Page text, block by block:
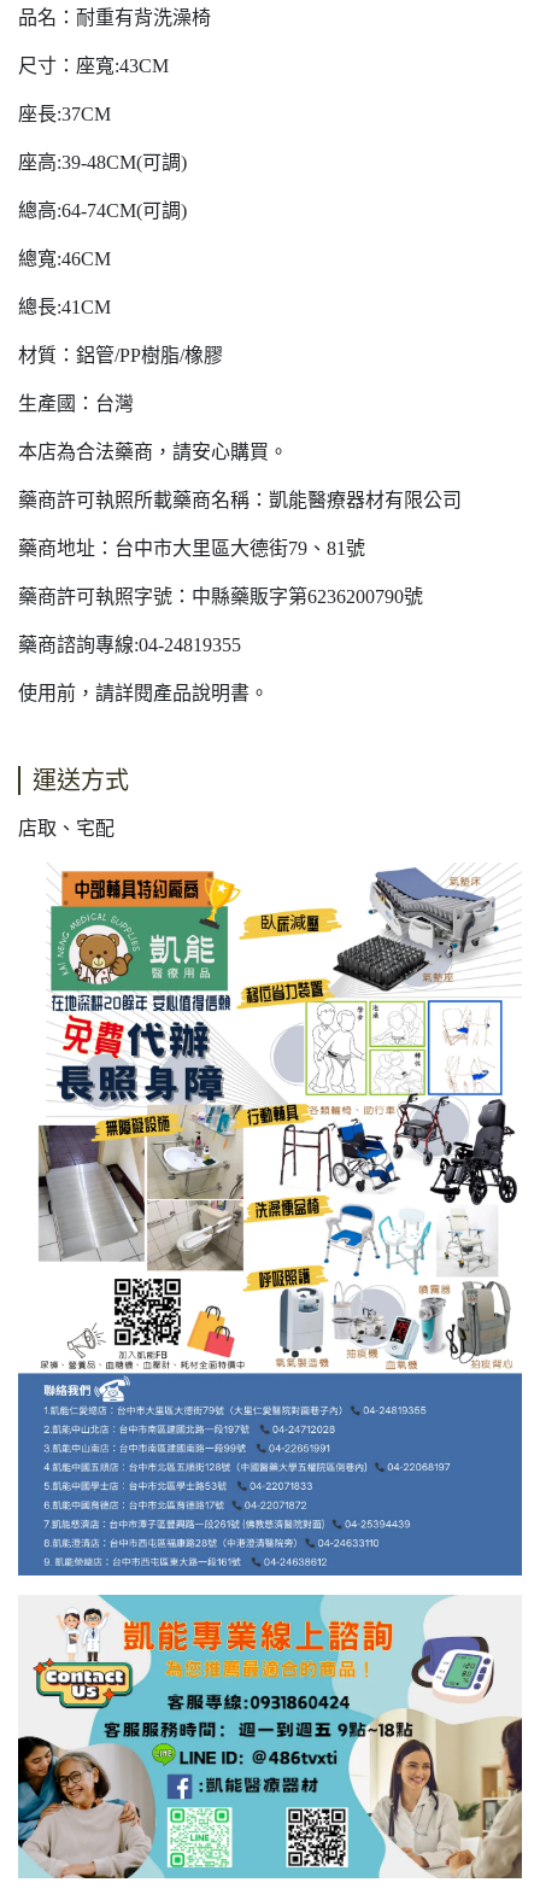
品名：耐重有背洗澡椅
尺寸：座寬:43CM
座長:37CM
座高:39-48CM(可調)
總高:64-74CM(可調)
總寬:46CM
總長:41CM
材質：鋁管/PP樹脂/橡膠
生產國：台灣
本店為合法藥商，請安心購買。
藥商許可執照所載藥商名稱：凱能醫療器材有限公司
藥商地址：台中市大里區大德街79、81號
藥商許可執照字號：中縣藥販字第6236200790號
藥商諮詢專線:04-24819355
使用前，請詳閱產品說明書。
運送方式
店取、宅配